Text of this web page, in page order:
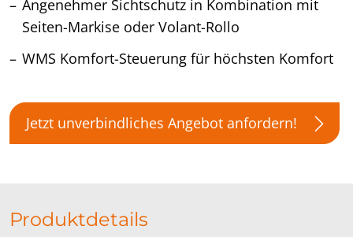
Angenehmer Sichtschutz in Kombination mit
Seiten-Markise oder Volant-Rollo
WMS Komfort-Steuerung für höchsten Komfort
Jetzt unverbindliches Angebot anfordern!
Produktdetails